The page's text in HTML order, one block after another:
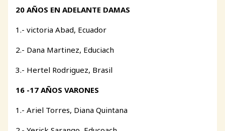
20 AÑOS EN ADELANTE DAMAS
1.- victoria Abad, Ecuador
2.- Dana Martinez, Educiach
3.- Hertel Rodriguez, Brasil
16 -17 AÑOS VARONES
1.- Ariel Torres, Diana Quintana